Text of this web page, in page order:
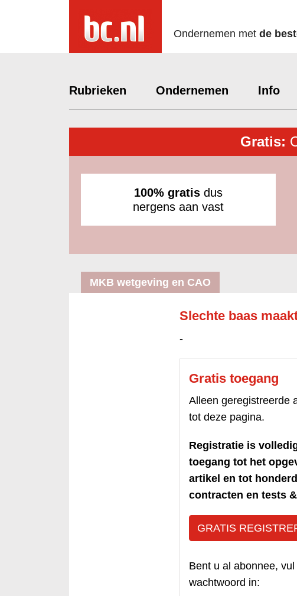
Ondernemen met de
Rubrieken Ondernemen Info
Gratis:
100% gratis dus
nergens aan vast
MKB wetgeving en CAO
Slechte baas
-
Gratis toegang
Alleen geregistreerde
tot deze pagina.
Registratie is
toegang tot het
artikel en tot
contracten en tests
GRATIS
Bent u al abonnee,
wachtwoord in: